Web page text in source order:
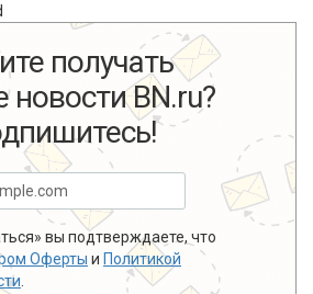
получать
новости BN.ru?
вы подтверждаете, что
Оферты и Политикой